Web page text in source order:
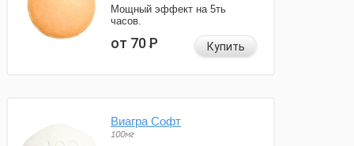
Мощный эффект на 5ть
часов.
от 70Р Купить
Виагра Софт
100мг